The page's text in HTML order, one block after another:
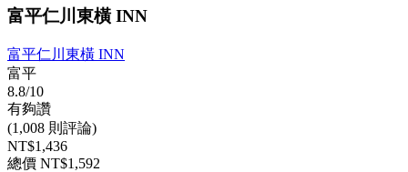
富平仁川東橫 INN
富平仁川東橫 INN
富平
8.8/10
有夠讚
(1,008 則評論)
NT$1,436
總價 NT$1,592